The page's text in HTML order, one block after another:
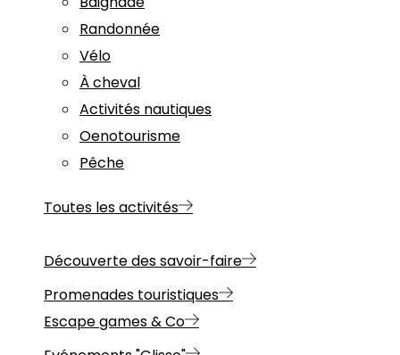
Randonnée
Vélo
À cheval
Activités nautiques
Oenotourisme
Pêche
Toutes les activités
Découverte des savoir-faire
Promenades touristiques
Escape games & Co